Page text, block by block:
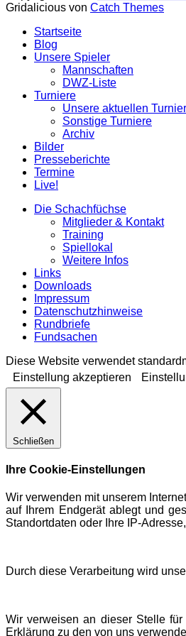
Gridalicious von Catch Themes
oben
scrollen
Startseite
Blog
Unsere Spieler
Mannschaften
DWZ-Liste
Turniere
Unsere aktuellen
Sonstige Turniere
Archiv
Bilder
Presseberichte
Termine
Live!
Die Schachfüchse
Mitglieder & Kontakt
Training
Spiellokal
Weitere Infos
Links
Downloads
Impressum
Datenschutzhinweise
Rundbriefe
Fundsachen
Diese Website verwendet
Einstellung akzeptieren
Schließen
Ihre Cookie-Einstellungen
Wir verwenden mit unserem
auf Ihrem Endgerät ablegt und
Standortdaten oder Ihre IP-
Durch diese Verarbeitung wird
Wir verweisen an dieser Stelle
Erklärung zu den von uns